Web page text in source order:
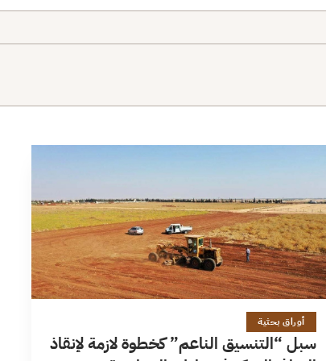
6 دقائق
أوراق بحثية
سبل “التنسيق الناعم” كخطوة لازمة لإنقاذ